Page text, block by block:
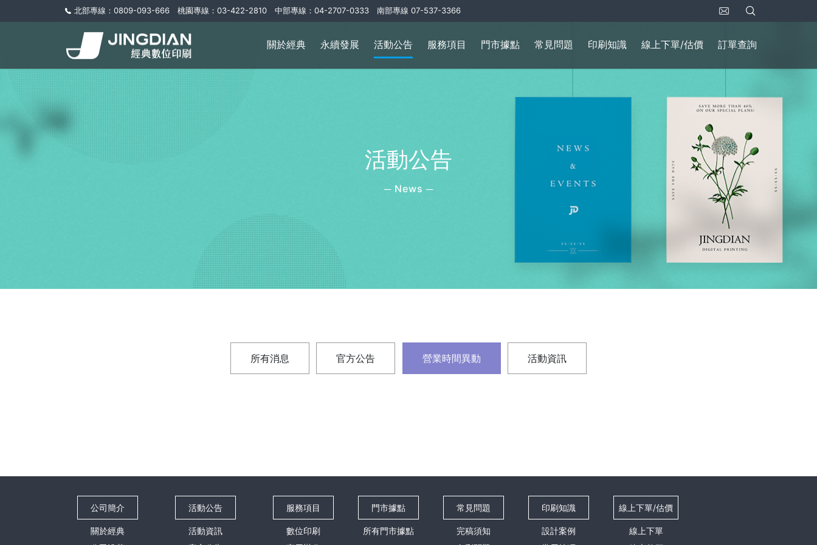
北部專線：0809-093-666 桃園專線：03-422-2810 中部專線：04-2707-0333 南部專線 07-537-3366
關於經典 永續發展 活動公告 服務項目 門市據點 常見問題 印刷知識 線上下單/估價 訂單查詢
活動公告
─ News ─
所有消息 官方公告 營業時間異動 活動資訊
公司簡介
關於經典
活動公告
活動資訊
服務項目
數位印刷
門市據點
所有門市據點
常見問題
完稿須知
印刷知識
設計案例
線上下單/估價
線上下單